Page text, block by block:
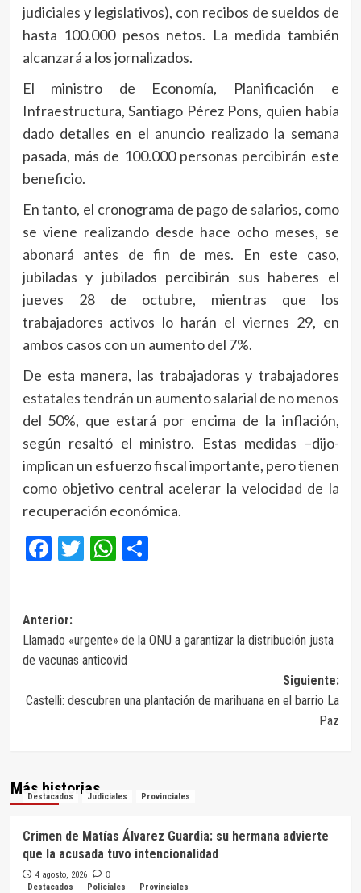
judiciales y legislativos), con recibos de sueldos de
hasta 100.000 pesos netos. La medida también
alcanzará a los jornalizados.
El ministro de Economía, Planificación e
Infraestructura, Santiago Pérez Pons, quien había
dado detalles en el anuncio realizado la semana
pasada, más de 100.000 personas percibirán este
beneficio.
En tanto, el cronograma de pago de salarios, como
se viene realizando desde hace ocho meses, se
abonará antes de fin de mes. En este caso,
jubiladas y jubilados percibirán sus haberes el
jueves 28 de octubre, mientras que los
trabajadores activos lo harán el viernes 29, en
ambos casos con un aumento del 7%.
De esta manera, las trabajadoras y trabajadores
estatales tendrán un aumento salarial de no menos
del 50%, que estará por encima de la inflación,
según resaltó el ministro. Estas medidas –dijo-
implican un esfuerzo fiscal importante, pero tienen
como objetivo central acelerar la velocidad de la
recuperación económica.
Facebook
Twitter
WhatsApp
Compartir
Navegación
de
Anterior:
Llamado «urgente» de la ONU a garantizar la distribución justa
de vacunas anticovid
Siguiente:
Castelli: descubren una plantación de marihuana en el barrio La
Paz
Más historias
Destacados Judiciales Provinciales
Crimen de Matías Álvarez Guardia: su hermana advierte
que la acusada tuvo intencionalidad
4 agosto, 2026 0
Destacados Policiales Provinciales